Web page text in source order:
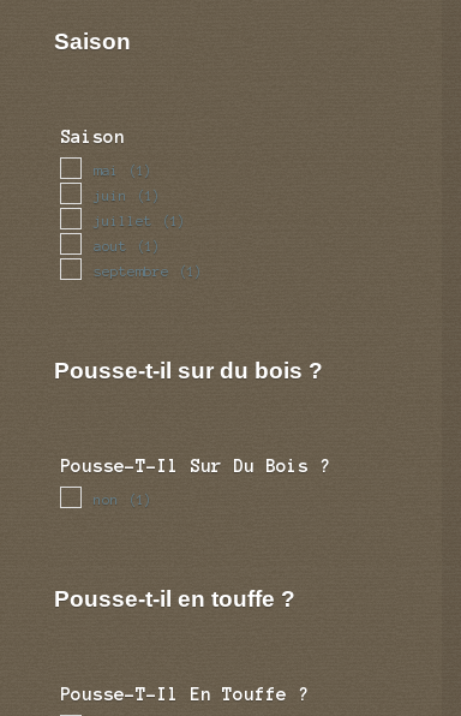
Saison
Saison
mai (1)
juin (1)
juillet (1)
aout (1)
septembre (1)
Pousse-t-il sur du bois ?
Pousse-T-Il Sur Du Bois ?
non (1)
Pousse-t-il en touffe ?
Pousse-T-Il En Touffe ?